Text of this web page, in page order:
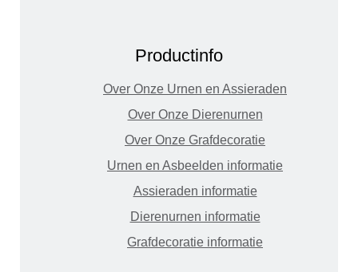
Productinfo
Over Onze Urnen en Assieraden
Over Onze Dierenurnen
Over Onze Grafdecoratie
Urnen en Asbeelden informatie
Assieraden informatie
Dierenurnen informatie
Grafdecoratie informatie